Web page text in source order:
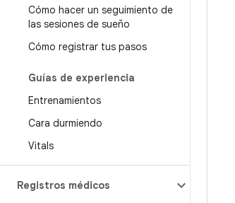
Cómo hacer un seguimiento de
las sesiones de sueño
Cómo registrar tus pasos
Guías de experiencia
Entrenamientos
Cara durmiendo
Vitals
Registros médicos